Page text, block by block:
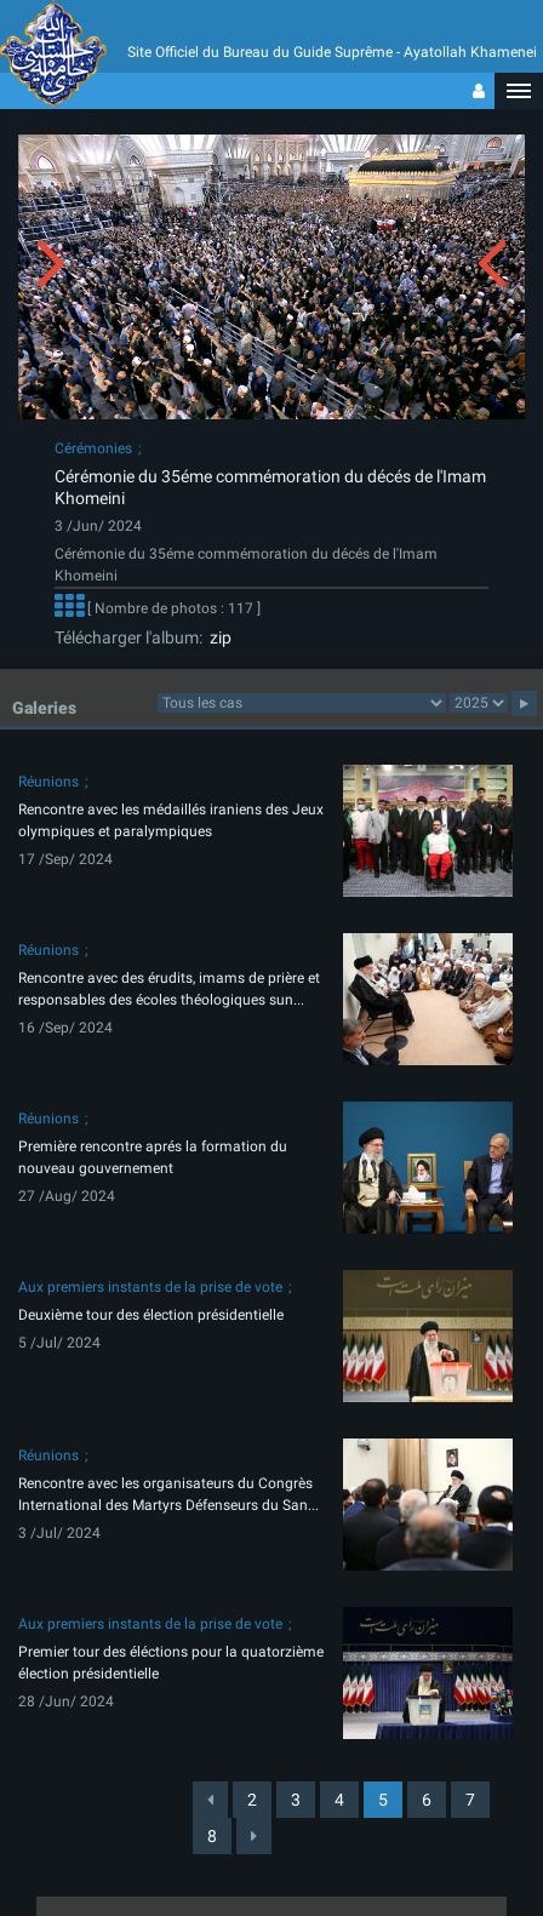
Site Officiel du Bureau du Guide Suprême - Ayatollah Khamenei
Cérémonies
Cérémonie du 35éme commémoration du décés de l'Imam
Khomeini
3 /Jun/ 2024
Cérémonie du 35éme commémoration du décés de l'Imam
Khomeini
[ Nombre de photos : 117 ]
Télécharger l'album: zip
Galeries
Réunions
Rencontre avec les médaillés iraniens des Jeux
olympiques et paralympiques
17 /Sep/ 2024
Réunions
Rencontre avec des érudits, imams de prière et
responsables des écoles théologiques sun...
16 /Sep/ 2024
Réunions
Première rencontre aprés la formation du
nouveau gouvernement
27 /Aug/ 2024
Aux premiers instants de la prise de vote
Deuxième tour des élection présidentielle
5 /Jul/ 2024
Réunions
Rencontre avec les organisateurs du Congrès
International des Martyrs Défenseurs du San...
3 /Jul/ 2024
Aux premiers instants de la prise de vote
Premier tour des éléctions pour la quatorzième
élection présidentielle
28 /Jun/ 2024
2 3 4 5 6
7
8